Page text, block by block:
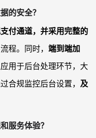
的安全？
付通道，并采用完整的
程。同时， 端到端加
用于后台处理环节，大
合规监控后台设置， 及
服务体验？